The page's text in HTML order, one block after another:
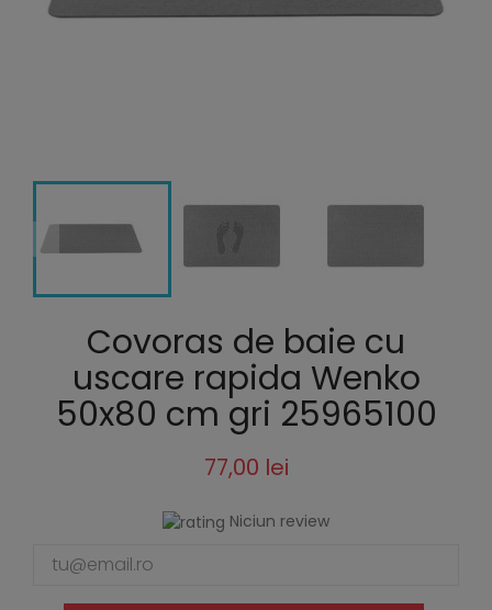
Covoras de baie cu
uscare rapida Wenko
50x80 cm gri 25965100
77,00 lei
Niciun review